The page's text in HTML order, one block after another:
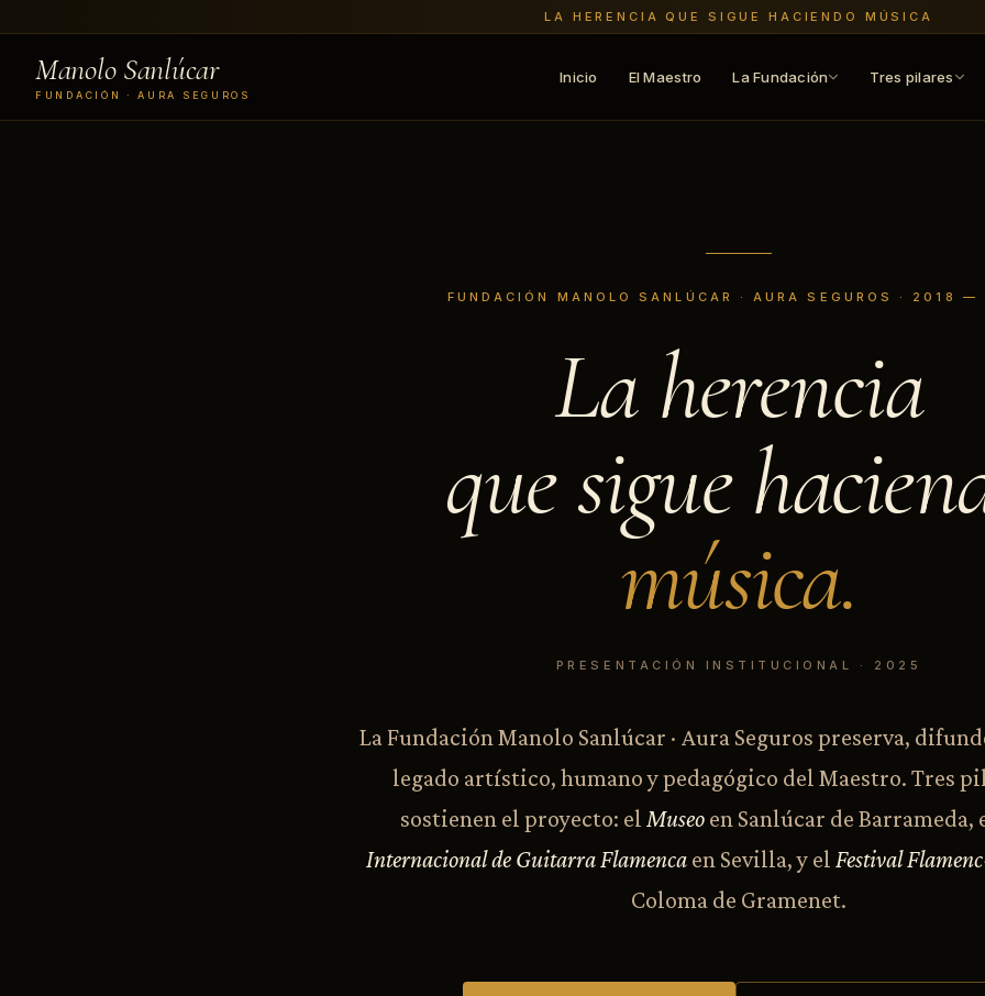
LA HERENCIA QUE SIGUE HACIENDO MÚSICA
Manolo Sanlúcar
FUNDACIÓN · AURA SEGUROS
Inicio El Maestro La Fundación Tres pilares
FUNDACIÓN MANOLO SANLÚCAR · AURA SEGUROS · 2018 —
La herencia
que sigue
música.
PRESENTACIÓN INSTITUCIONAL · 2025
La Fundación Manolo Sanlúcar · Aura Seguros preserva,
legado artístico, humano y pedagógico del Maestro. Tres
sostienen el proyecto: el Museo en Sanlúcar de Barrameda,
Internacional de Guitarra Flamenca en Sevilla, y el Festival
Coloma de Gramenet.